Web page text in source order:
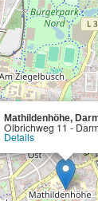
Mathildenhöhe,
Olbrichweg 11 -
Details